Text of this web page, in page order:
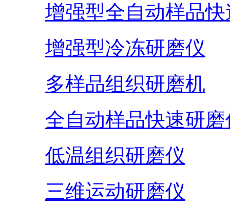
增强型全自动样品
增强型冷冻研磨仪
多样品组织研磨机
全自动样品快速研磨
低温组织研磨仪
三维运动研磨仪